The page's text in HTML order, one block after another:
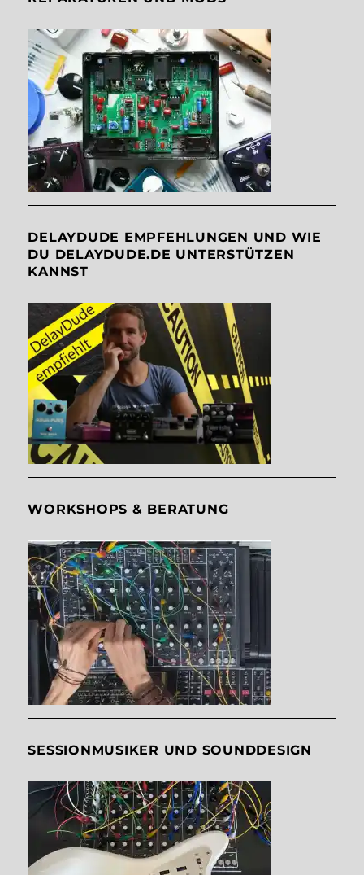
DELAYDUDE EMPFEHLUNGEN UND WIE
DU DELAYDUDE.DE UNTERSTÜTZEN
KANNST
WORKSHOPS & BERATUNG
SESSIONMUSIKER UND SOUNDDESIGN